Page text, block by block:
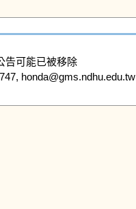
告可能已被移除
honda@gms.ndhu.edu.tw